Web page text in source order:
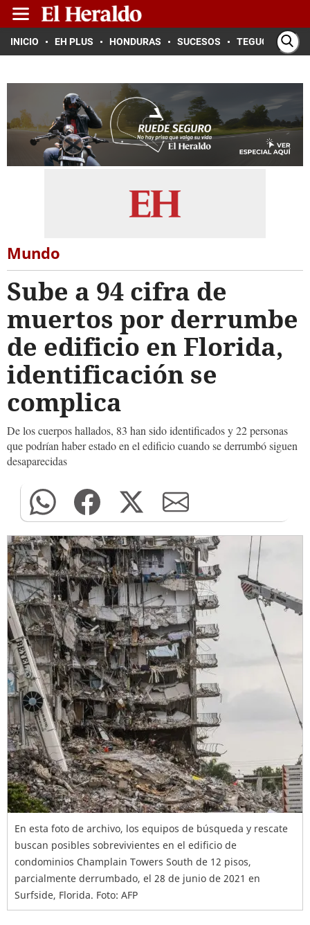
INICIO EH PLUS HONDURAS SUCESOS TEGUCIGALPA
Mundo
Sube a 94 cifra de
muertos por derrumbe
de edificio en Florida,
identificación se
complica
De los cuerpos hallados, 83 han sido identificados y 22 personas
que podrían haber estado en el edificio cuando se derrumbó siguen
desaparecidas
En esta foto de archivo, los equipos de búsqueda y rescate
buscan posibles sobrevivientes en el edificio de
condominios Champlain Towers South de 12 pisos,
parcialmente derrumbado, el 28 de junio de 2021 en
Surfside, Florida. Foto: AFP